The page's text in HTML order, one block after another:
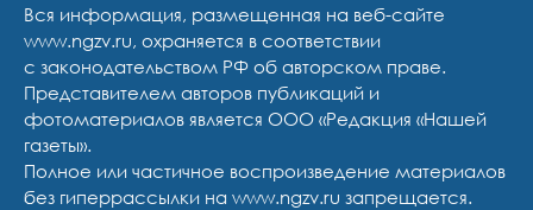
Вся информация, размещенная на веб-сайте
www.ngzv.ru, охраняется в соответствии
с законодательством РФ об авторском праве.
Представителем авторов публикаций и
фотоматериалов является ООО «Редакция «Нашей
газеты».
Полное или частичное воспроизведение материалов
без гиперрассылки на www.ngzv.ru запрещается.